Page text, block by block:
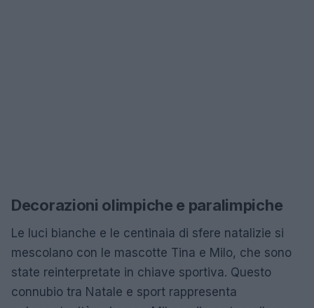
Decorazioni olimpiche e paralimpiche
Le luci bianche e le centinaia di sfere natalizie si
mescolano con le mascotte Tina e Milo, che sono
state reinterpretate in chiave sportiva. Questo
connubio tra Natale e sport rappresenta